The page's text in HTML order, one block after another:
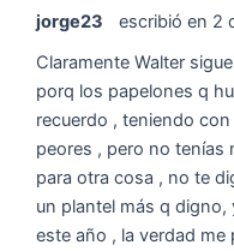
jorge23 escribió en 2
Claramente Walter
porq los papelones q
recuerdo , teniendo
peores , pero no tenías
para otra cosa , no te
un plantel más q
este año , la verdad